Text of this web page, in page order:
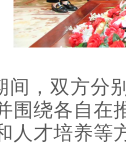
间，双方分
围绕各自在
人才培养等